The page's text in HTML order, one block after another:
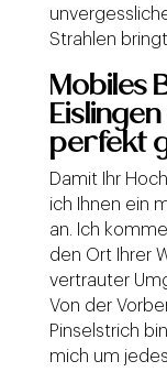
Strahlen
Mobiles
perfekt
Damit Ihr
ich Ihnen ein
an. Ich
den Ort Ihrer
vertrauter
Von der
Pinselstrich
mich um